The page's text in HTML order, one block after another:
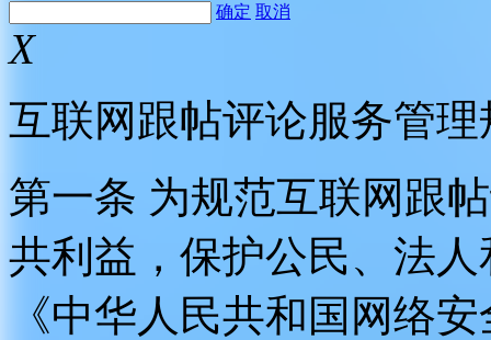
确定 取消
X
互联网跟帖评论服务管理
第一条 为规范互联网跟
共利益，保护公民、法
《中华人民共和国网络